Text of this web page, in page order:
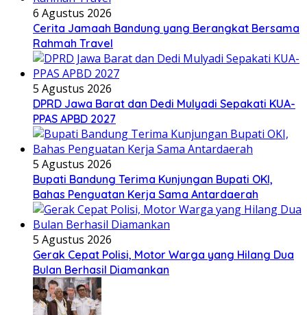
6 Agustus 2026
Cerita Jamaah Bandung yang Berangkat Bersama
Rahmah Travel
5 Agustus 2026
DPRD Jawa Barat dan Dedi Mulyadi Sepakati KUA-
PPAS APBD 2027
5 Agustus 2026
Bupati Bandung Terima Kunjungan Bupati OKI,
Bahas Penguatan Kerja Sama Antardaerah
5 Agustus 2026
Gerak Cepat Polisi, Motor Warga yang Hilang Dua
Bulan Berhasil Diamankan